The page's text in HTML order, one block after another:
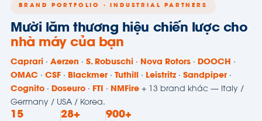
BRAND PORTFOLIO · INDUSTRIAL PARTNERS
Mười lăm thương hiệu chiến lược cho
nhà máy của bạn
Caprari · Aerzen · S. Robuschi · Nova Rotors · DOOCH ·
OMAC · CSF · Blackmer · Tuthill · Leistritz · Sandpiper ·
Cognito · Doseuro · FTI · NMFire + 13 brand khác — Italy /
Germany / USA / Korea.
15 28+ 900+